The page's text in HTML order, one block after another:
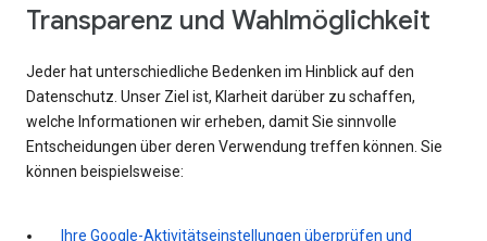
Transparenz und Wahlmöglichkeit
Jeder hat unterschiedliche Bedenken im Hinblick auf den
Datenschutz. Unser Ziel ist, Klarheit darüber zu schaffen,
welche Informationen wir erheben, damit Sie sinnvolle
Entscheidungen über deren Verwendung treffen können. Sie
können beispielsweise:
Ihre Google-Aktivitätseinstellungen überprüfen und